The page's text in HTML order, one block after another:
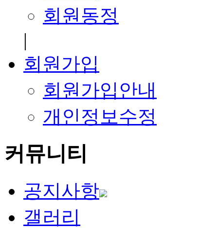
회원동정
|
회원가입
회원가입안내
개인정보수정
커뮤니티
공지사항
갤러리